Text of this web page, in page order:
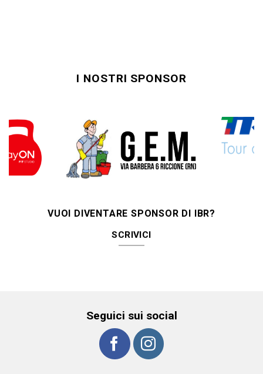
I NOSTRI SPONSOR
VUOI DIVENTARE SPONSOR DI IBR?
SCRIVICI
Seguici sui social